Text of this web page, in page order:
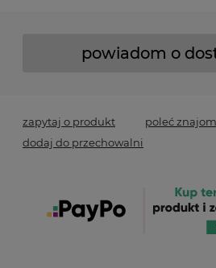
powiadom o
zapytaj o produkt poleć
dodaj do przechowalni